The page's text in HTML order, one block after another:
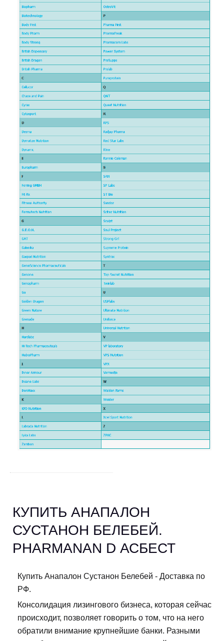
КУПИТЬ АНАПАЛОН
СУСТАНОН БЕЛЕБЕЙ.
PHARMANAN D АСБЕСТ
Купить Анапалон Сустанон Белебей - Доставка по
РФ.
Консолидация лизингового бизнеса, которая сейчас
происходит, позволяет говорить о том, что на него
обратили внимание крупнейшие банки. Разными